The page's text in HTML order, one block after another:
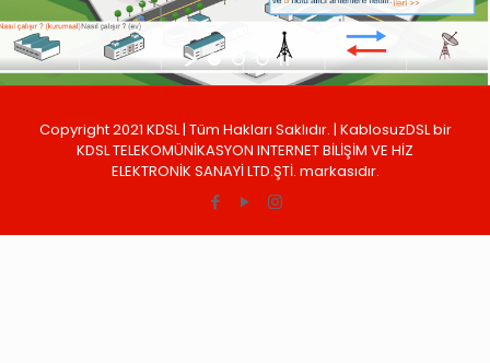
Copyright 2021 KDSL | Tüm Hakları Saklıdır. | KablosuzDSL bir
KDSL TELEKOMÜNİKASYON INTERNET BİLİŞİM VE HİZ
ELEKTRONİK SANAYİ LTD.ŞTİ. markasıdır.